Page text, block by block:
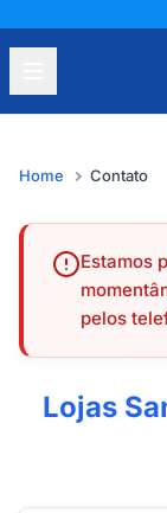
Home Contato
Estamos
pelos
Lojas